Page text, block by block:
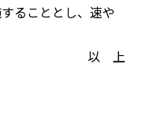
ることとし、速や
以 上